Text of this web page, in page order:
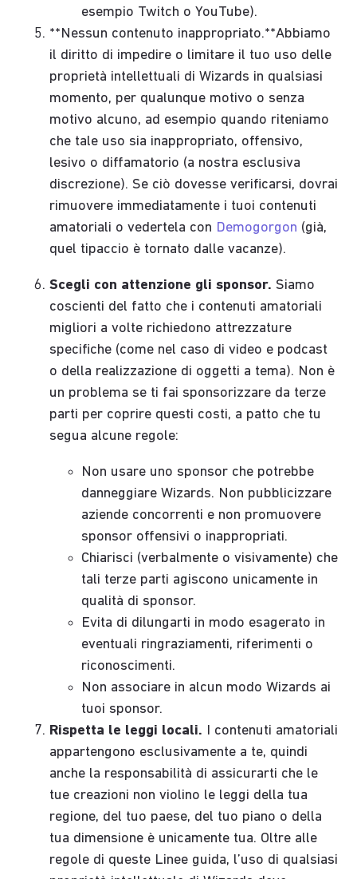
esempio Twitch o YouTube).
**Nessun contenuto inappropriato.**Abbiamo
il diritto di impedire o limitare il tuo uso delle
proprietà intellettuali di Wizards in qualsiasi
momento, per qualunque motivo o senza
motivo alcuno, ad esempio quando riteniamo
che tale uso sia inappropriato, offensivo,
lesivo o diffamatorio (a nostra esclusiva
discrezione). Se ciò dovesse verificarsi, dovrai
rimuovere immediatamente i tuoi contenuti
amatoriali o vedertela con Demogorgon (già,
quel tipaccio è tornato dalle vacanze).
Scegli con attenzione gli sponsor. Siamo
coscienti del fatto che i contenuti amatoriali
migliori a volte richiedono attrezzature
specifiche (come nel caso di video e podcast
o della realizzazione di oggetti a tema). Non è
un problema se ti fai sponsorizzare da terze
parti per coprire questi costi, a patto che tu
segua alcune regole:
Non usare uno sponsor che potrebbe
danneggiare Wizards. Non pubblicizzare
aziende concorrenti e non promuovere
sponsor offensivi o inappropriati.
Chiarisci (verbalmente o visivamente) che
tali terze parti agiscono unicamente in
qualità di sponsor.
Evita di dilungarti in modo esagerato in
eventuali ringraziamenti, riferimenti o
riconoscimenti.
Non associare in alcun modo Wizards ai
tuoi sponsor.
Rispetta le leggi locali. I contenuti amatoriali
appartengono esclusivamente a te, quindi
anche la responsabilità di assicurarti che le
tue creazioni non violino le leggi della tua
regione, del tuo paese, del tuo piano o della
tua dimensione è unicamente tua. Oltre alle
regole di queste Linee guida, l’uso di qualsiasi